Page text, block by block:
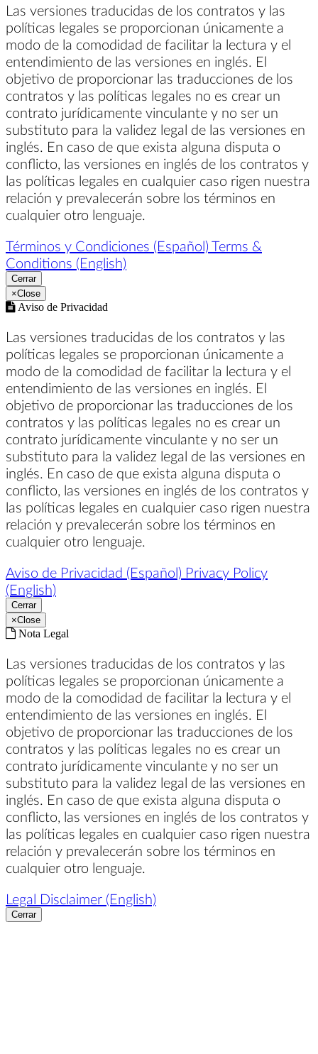
Las versiones traducidas de los contratos y las
políticas legales se proporcionan únicamente a
modo de la comodidad de facilitar la lectura y el
entendimiento de las versiones en inglés. El
objetivo de proporcionar las traducciones de los
contratos y las políticas legales no es crear un
contrato jurídicamente vinculante y no ser un
substituto para la validez legal de las versiones en
inglés. En caso de que exista alguna disputa o
conflicto, las versiones en inglés de los contratos y
las políticas legales en cualquier caso rigen nuestra
relación y prevalecerán sobre los términos en
cualquier otro lenguaje.
Términos y Condiciones (Español) Terms &
Conditions (English)
Cerrar
×Close
Aviso de Privacidad
Las versiones traducidas de los contratos y las
políticas legales se proporcionan únicamente a
modo de la comodidad de facilitar la lectura y el
entendimiento de las versiones en inglés. El
objetivo de proporcionar las traducciones de los
contratos y las políticas legales no es crear un
contrato jurídicamente vinculante y no ser un
substituto para la validez legal de las versiones en
inglés. En caso de que exista alguna disputa o
conflicto, las versiones en inglés de los contratos y
las políticas legales en cualquier caso rigen nuestra
relación y prevalecerán sobre los términos en
cualquier otro lenguaje.
Aviso de Privacidad (Español) Privacy Policy
(English)
Cerrar
×Close
Nota Legal
Las versiones traducidas de los contratos y las
políticas legales se proporcionan únicamente a
modo de la comodidad de facilitar la lectura y el
entendimiento de las versiones en inglés. El
objetivo de proporcionar las traducciones de los
contratos y las políticas legales no es crear un
contrato jurídicamente vinculante y no ser un
substituto para la validez legal de las versiones en
inglés. En caso de que exista alguna disputa o
conflicto, las versiones en inglés de los contratos y
las políticas legales en cualquier caso rigen nuestra
relación y prevalecerán sobre los términos en
cualquier otro lenguaje.
Legal Disclaimer (English)
Cerrar